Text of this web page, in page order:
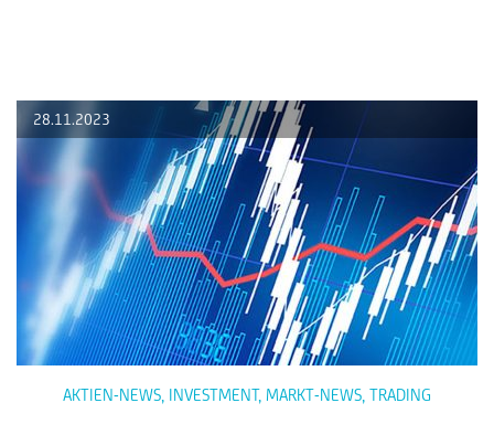
28.11.2023
AKTIEN-NEWS INVESTMENT, MARKT-NEWS TRADING